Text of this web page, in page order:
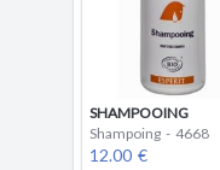
SHAMPOOING
Shampoing - 4668
12.00 €